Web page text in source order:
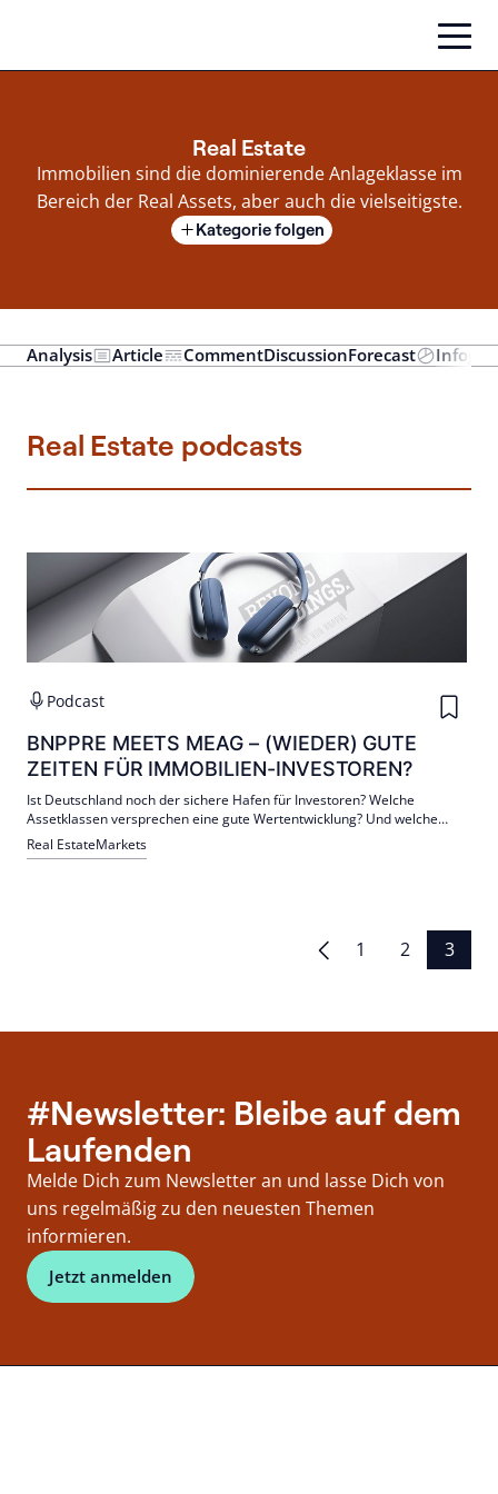
springen
Real Estate
Immobilien sind die dominierende Anlageklasse im
Bereich der Real Assets, aber auch die vielseitigste.
Kategorie folgen
Analysis Article CommentDiscussionForecast
Real Estate podcasts
Podcast
BNPPRE MEETS MEAG – (WIEDER) GUTE
ZEITEN FÜR IMMOBILIEN-INVESTOREN?
Ist Deutschland noch der sichere Hafen für Investoren? Welche
Assetklassen versprechen eine gute Wertentwicklung? Und welche
Rolle spielt ESG? Diese Fragen klären wir im Gespräch mit Katrin
Hupfauer, Head of Real Estate Transactions der MEAG.
Real EstateMarkets
1 2 3
#Newsletter: Bleibe auf dem
Laufenden
Melde Dich zum Newsletter an und lasse Dich von
uns regelmäßig zu den neuesten Themen
informieren.
Jetzt anmelden